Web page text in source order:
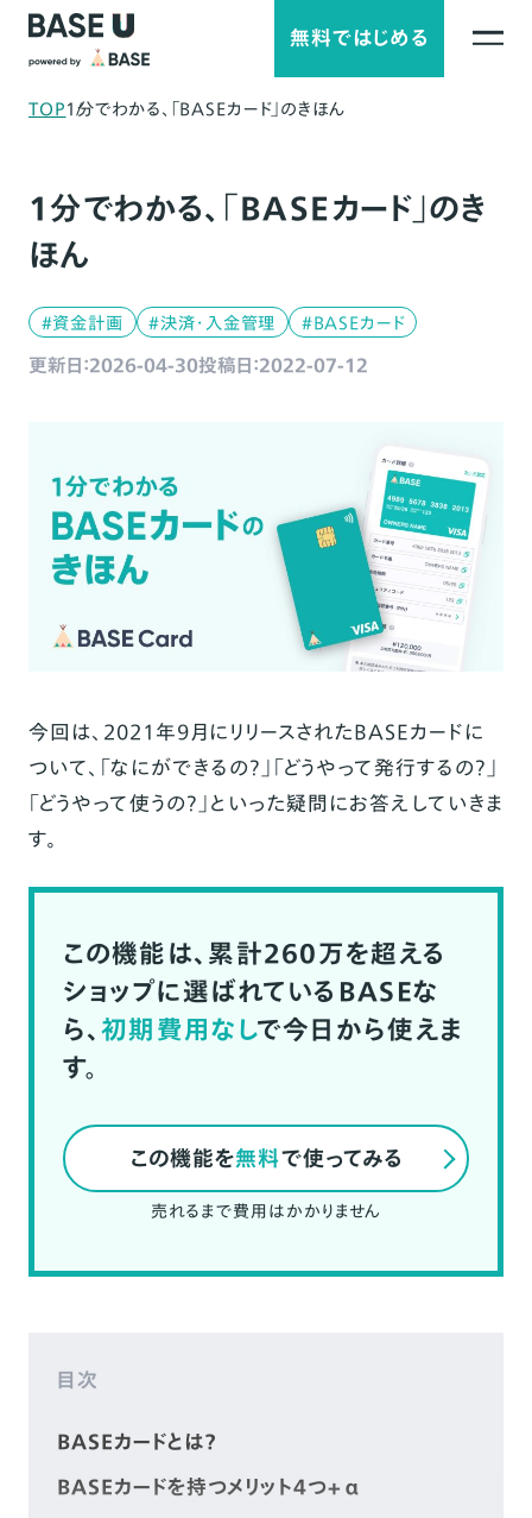
無料ではじめる
TOP1分でわかる、「BASEカード」のきほん
1分でわかる、「BASEカード」のき
ほん
#資金計画 #決済・入金管理 #BASEカード
更新日：2026-04-30投稿日：2022-07-12
今回は、2021年9月にリリースされたBASEカードに
ついて、「なにができるの？」「どうやって発行するの？」
「どうやって使うの？」といった疑問にお答えしていきま
す。
この機能は、累計260万を超える
ショップに選ばれているBASEな
ら、初期費用なしで今日から使えま
す。
この機能を無料で使ってみる
売れるまで費用はかかりません
目次
BASEカードとは？
BASEカードを持つメリット4つ+α